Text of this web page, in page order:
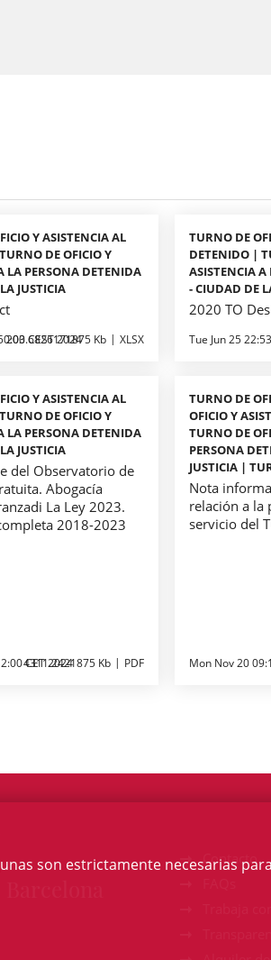
Y ASISTENCIA AL
DE OFICIO Y
LA PERSONA DETENIDA
JUSTICIA
CEST 2024
203.6826171875 Kb XLSX
TURNO DE
DETENIDO |
ASISTENCIA
- CIUDAD DE
2020 TO
Tue Jun 25
Y ASISTENCIA AL
DE OFICIO Y
LA PERSONA DETENIDA
JUSTICIA
del Observatorio de
Abogacía
La Ley 2023.
2018-2023
CET 2024
4311.2421875 Kb PDF
TURNO DE
OFICIO Y
TURNO DE
PERSONA
JUSTICIA |
Nota
relación a la
servicio del
Mon Nov 20
Contacto
son estrictamente necesarias